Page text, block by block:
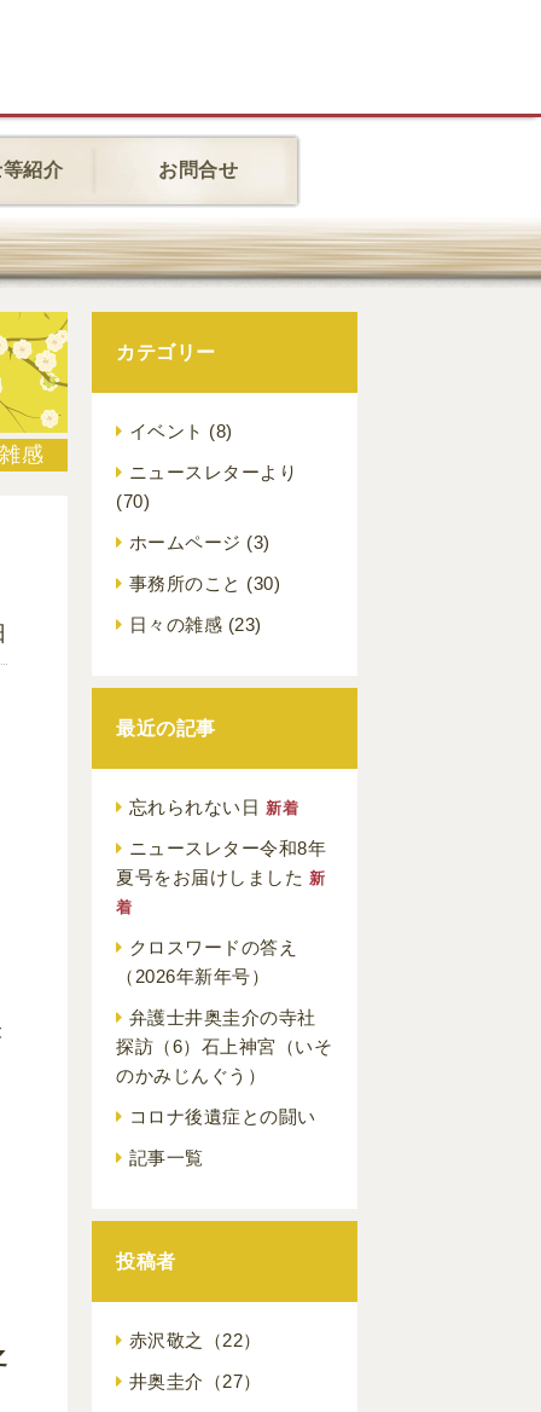
紹介 お問合せ
感
カテゴリー
イベント (8)
ニュースレターより
(70)
ホームページ (3)
事務所のこと (30)
日々の雑感 (23)
最近の記事
忘れられない日 新着
ニュースレター令和8年
夏号をお届けしました 新
着
クロスワードの答え
（2026年新年号）
弁護士井奥圭介の寺社
探訪（6）石上神宮（いそ
のかみじんぐう）
コロナ後遺症との闘い
記事一覧
投稿者
赤沢敬之 （22）
井奥圭介 （27）